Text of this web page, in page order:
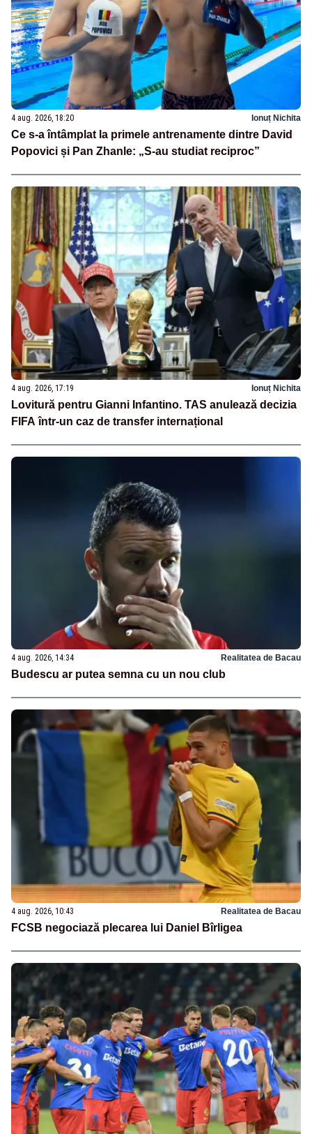
4 aug. 2026, 18:20 Ionuț Nichita
Ce s-a întâmplat la primele antrenamente dintre David
Popovici și Pan Zhanle: „S-au studiat reciproc”
4 aug. 2026, 17:19 Ionuț Nichita
Lovitură pentru Gianni Infantino. TAS anulează decizia
FIFA într-un caz de transfer internațional
4 aug. 2026, 14:34 Realitatea de Bacau
Budescu ar putea semna cu un nou club
4 aug. 2026, 10:43 Realitatea de Bacau
FCSB negociază plecarea lui Daniel Bîrligea